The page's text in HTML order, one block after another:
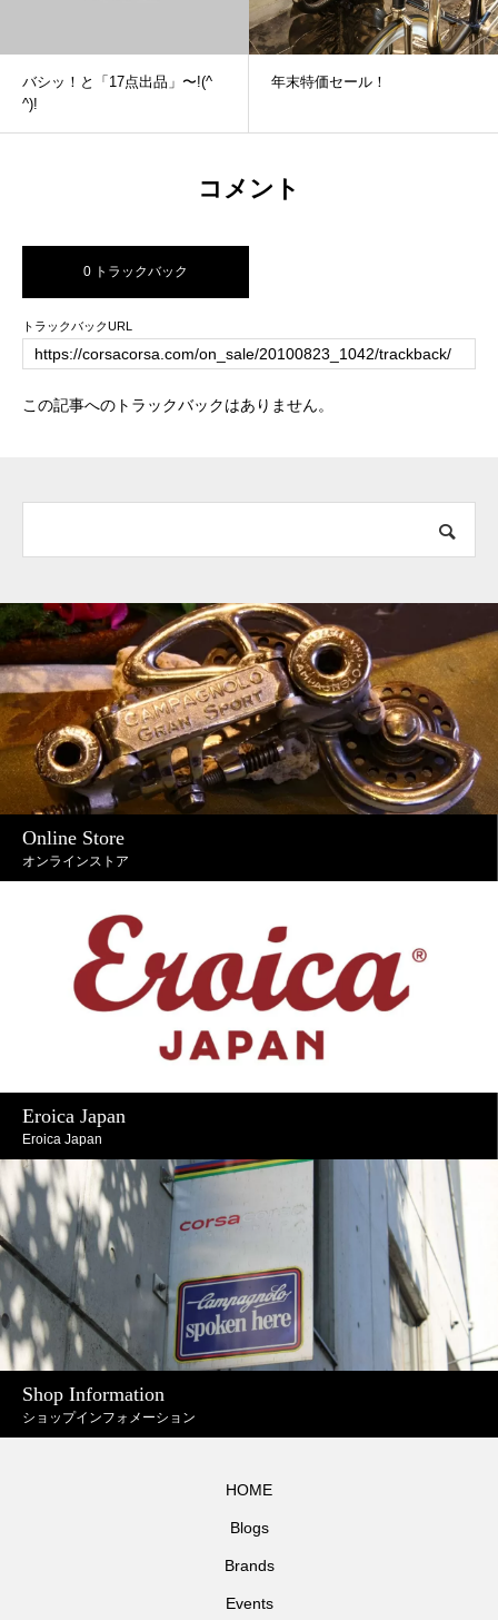
バシッ！と「17点出品」〜!(^
^)!
年末特価セール！
コメント
0 トラックバック
トラックバックURL
この記事へのトラックバックはありません。
Online Store
オンラインストア
Eroica Japan
Eroica Japan
Shop Information
ショップインフォメーション
HOME
Blogs
Brands
Events